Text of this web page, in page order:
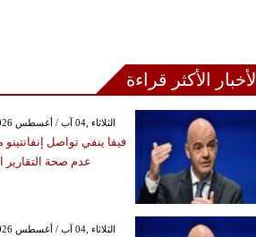
الأخبار الأكثر قراءة
GMT 11:15 2026 الثلاثاء ,04 آب / أغسطس
فيفا ينفي تواصل
عدم صحة التقارير
GMT 16:49 2026 الثلاثاء ,04 آب / أغسطس